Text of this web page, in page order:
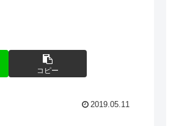
コピー
2019.05.11